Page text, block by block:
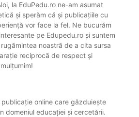
la EduPedu.ro ne-am asumat
și sperăm că și publicațiile cu
vor face la fel. Ne bucurăm
pe Edupedu.ro și suntem
noastră de a cita sursa
reciprocă de respect și
publicație online care găzduiește
domeniul educației și cercetării.